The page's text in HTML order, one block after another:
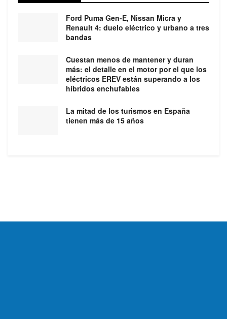
Ford Puma Gen-E, Nissan Micra y
Renault 4: duelo eléctrico y urbano a tres
bandas
Cuestan menos de mantener y duran
más: el detalle en el motor por el que los
eléctricos EREV están superando a los
híbridos enchufables
La mitad de los turismos en España
tienen más de 15 años